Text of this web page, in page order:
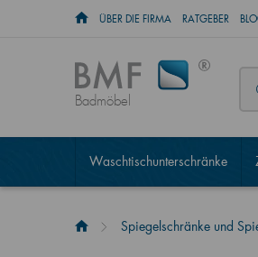
ÜBER DIE FIRMA RATGEBER
Badmöbel
Waschtischunterschränke
Spiegelschränke und